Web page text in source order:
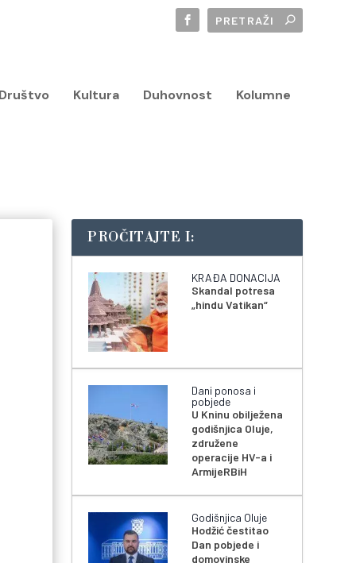
Kultura Duhovnost Kolumne
PROČITAJTE I:
KRAĐA DONACIJA
Skandal potresa
„hindu Vatikan“
Dani ponosa i
pobjede
U Kninu obilježena
godišnjica Oluje,
združene
operacije HV-a i
ArmijeRBiH
Godišnjica Oluje
Hodžić čestitao
Dan pobjede i
domovinske